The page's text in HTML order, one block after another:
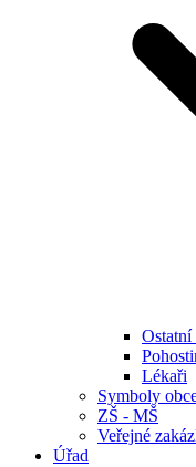
Ostatní
Lékaři
Symboly
ZŠ - MŠ
Veřejné
Úřad